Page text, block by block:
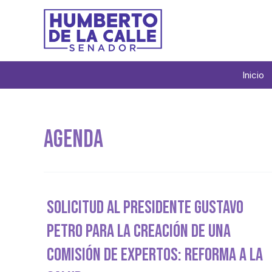
Inicio
Agenda
Solicitud Al Presidente Gustavo
Petro Para La Creación De Una
Comisión De Expertos: Reforma A La